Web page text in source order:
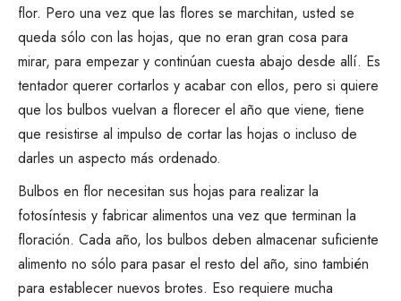
flor. Pero una vez que las flores se marchitan, usted se
queda sólo con las hojas, que no eran gran cosa para
mirar, para empezar y continúan cuesta abajo desde allí. Es
tentador querer cortarlos y acabar con ellos, pero si quiere
que los bulbos vuelvan a florecer el año que viene, tiene
que resistirse al impulso de cortar las hojas o incluso de
darles un aspecto más ordenado.
Bulbos en flor necesitan sus hojas para realizar la
fotosíntesis y fabricar alimentos una vez que terminan la
floración. Cada año, los bulbos deben almacenar suficiente
alimento no sólo para pasar el resto del año, sino también
para establecer nuevos brotes. Eso requiere mucha